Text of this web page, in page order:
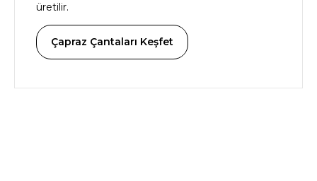
üretilir.
Çapraz Çantaları Keşfet